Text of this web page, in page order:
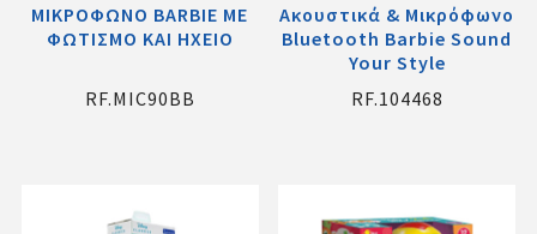
ΜΙΚΡΟΦΩΝΟ BARBIE ME
ΦΩΤΙΣΜΟ ΚΑΙ ΗΧΕΙΟ
RF.MIC90BB
Ακουστικά & Μικρόφωνο
Bluetooth Barbie Sound
Your Style
RF.104468